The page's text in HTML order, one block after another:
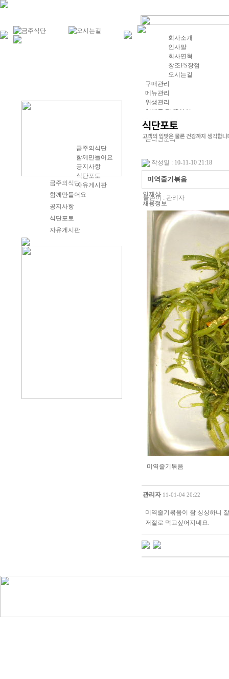
회사소개
인사말
회사연혁
창조FS장점
오시는길
구매관리
메뉴관리
위생관리
이벤트 및 행사식
위탁급식장점
절차 및 계약방법
온라인문의
금주의식단
함께만들어요
공지사항
식단포토
자유게시판
인재상
채용정보
금주의식단
함께만들어요
공지사항
식단포토
자유게시판
작성일 : 10-11-10 21:18
미역줄기볶음
글쓴이 : 관리자
미역줄기볶음
관리자 11-01-04 20:22
미역줄기볶음이 참 싱싱하니
저절로 먹고싶어지네요.